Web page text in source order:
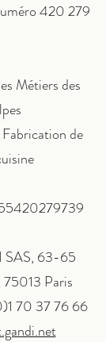
420 279
Métiers des
de
SAS, 63-65
75013 Paris
70 37 76 66